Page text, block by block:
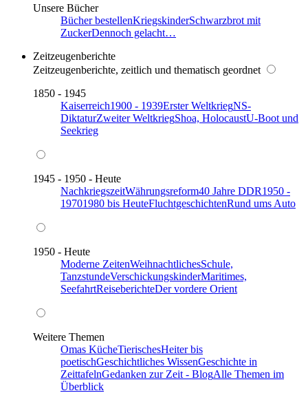
Unsere Bücher
Bücher bestellenKriegskinderSchwarzbrot mit
ZuckerDennoch gelacht…
Zeitzeugenberichte
Zeitzeugenberichte, zeitlich und thematisch geordnet
1850 - 1945
Kaiserreich1900 - 1939Erster WeltkriegNS-
DiktaturZweiter WeltkriegShoa, HolocaustU-Boot und
Seekrieg
1945 - 1950 - Heute
NachkriegszeitWährungsreform40 Jahre DDR1950 -
19701980 bis HeuteFluchtgeschichtenRund ums Auto
1950 - Heute
Moderne ZeitenWeihnachtlichesSchule,
TanzstundeVerschickungskinderMaritimes,
SeefahrtReiseberichteDer vordere Orient
Weitere Themen
Omas KücheTierischesHeiter bis
poetischGeschichtliches WissenGeschichte in
ZeittafelnGedanken zur Zeit - BlogAlle Themen im
Überblick